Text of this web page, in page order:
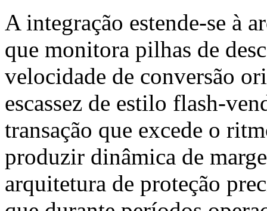
A integração estende-se à
que monitora pilhas de
velocidade de conversão
escassez de estilo flash-
transação que excede o
produzir dinâmica de
arquitetura de proteção